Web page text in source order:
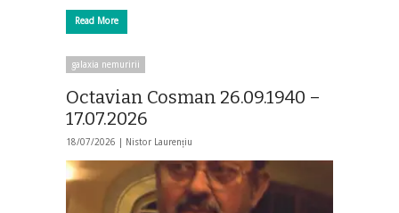
Read More
galaxia nemuririi
Octavian Cosman 26.09.1940 –
17.07.2026
18/07/2026 | Nistor Laurențiu